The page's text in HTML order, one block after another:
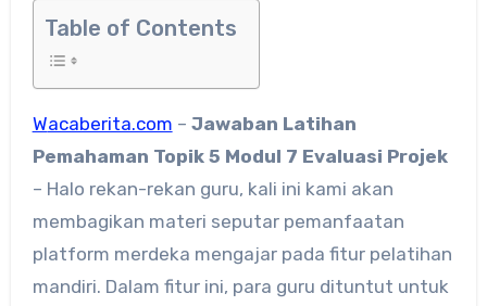
Table of Contents
Wacaberita.com – Jawaban Latihan
Pemahaman Topik 5 Modul 7 Evaluasi Projek
– Halo rekan-rekan guru, kali ini kami akan
membagikan materi seputar pemanfaatan
platform merdeka mengajar pada fitur pelatihan
mandiri. Dalam fitur ini, para guru dituntut untuk